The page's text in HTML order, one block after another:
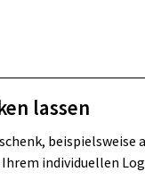
lassen
individuellen